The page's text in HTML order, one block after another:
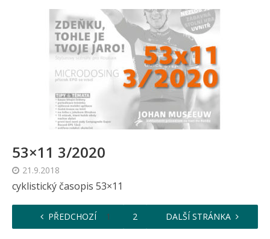
53×11 3/2020
21.9.2018
cyklistický časopis 53×11
PŘEDCHOZÍ 1 2 DALŠÍ STRÁNKA